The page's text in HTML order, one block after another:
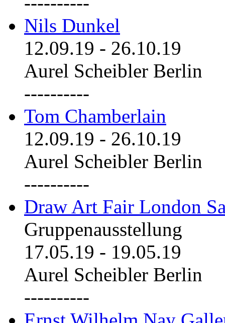
Nils Dunkel
12.09.19 - 26.10.19
Aurel Scheibler Berlin
----------
Tom Chamberlain
12.09.19 - 26.10.19
Aurel Scheibler Berlin
----------
Draw Art Fair London
Gruppenausstellung
17.05.19 - 19.05.19
Aurel Scheibler Berlin
----------